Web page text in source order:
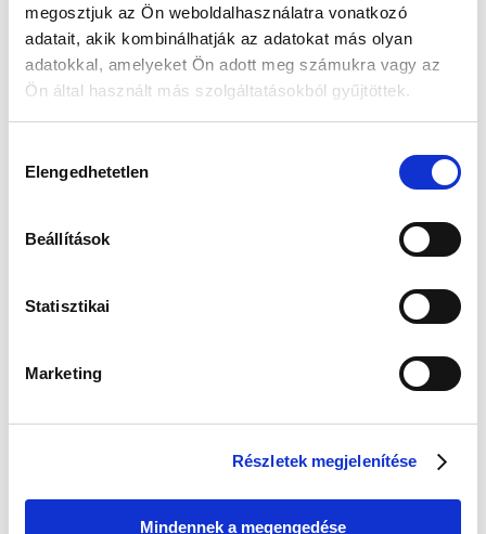
megosztjuk az Ön weboldalhasználatra vonatkozó
adatait, akik kombinálhatják az adatokat más olyan
adatokkal, amelyeket Ön adott meg számukra vagy az
Ön által használt más szolgáltatásokból gyűjtöttek.
kiválasztása
Elengedhetetlen
Beállítások
Statisztikai
Marketing
Részletek megjelenítése
Mindennek a megengedése
17 990 Ft 15 490 Ft
Az elmúlt 30 nap legjobb ára: 15 490 Ft